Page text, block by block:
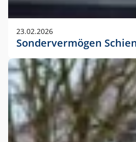
23.02.2026
Sondervermögen